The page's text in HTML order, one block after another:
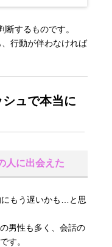
断するものです。
行動が伴わなければ
ュで本当に
人に出会えた
にもう遅いかも…と思
男性も多く、会話の
す。